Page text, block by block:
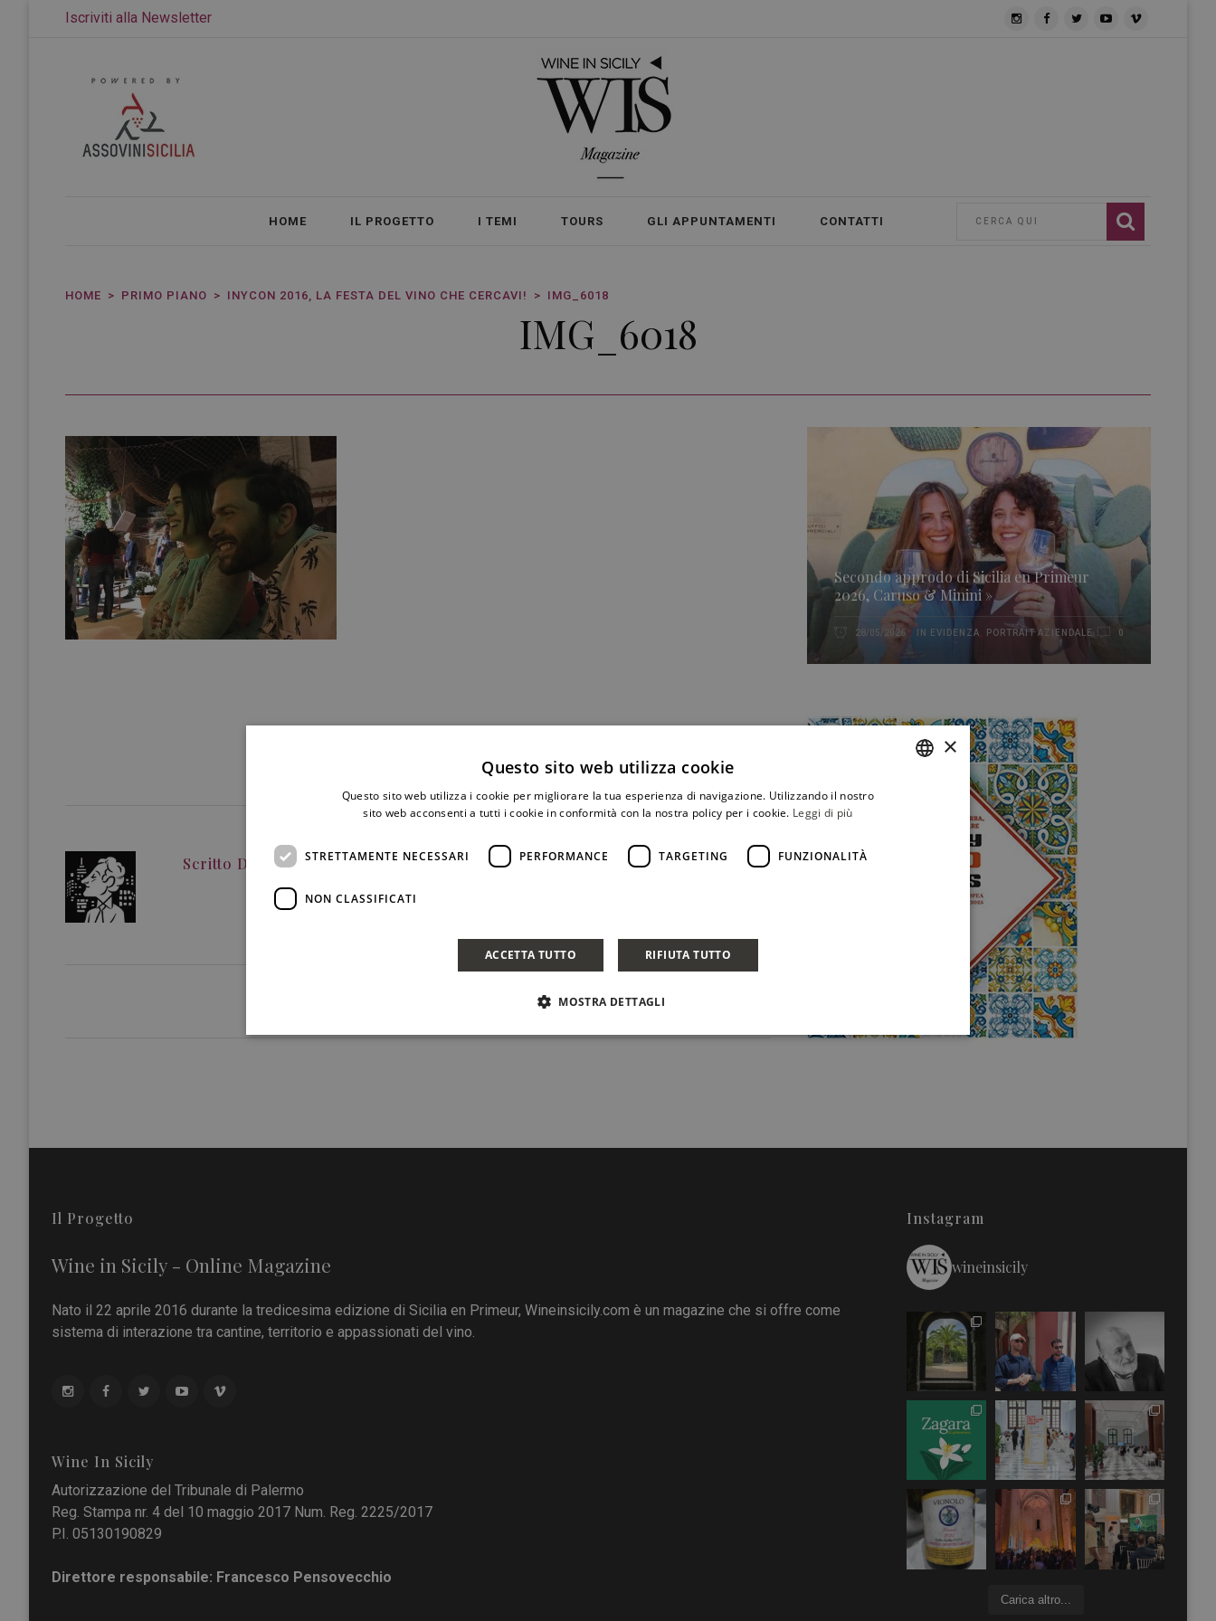
Iscriviti alla Newsletter
HOME IL PROGETTO I TEMI TOURS GLI APPUNTAMENTI CONTATTI
HOME PRIMO PIANO INYCON 2016, LA FESTA DEL VINO CHE CERCAVI! IMG_6018
IMG_6018
Scritto Da Redazione
Secondo approdo di Sicilia en Primeur
2026, Caruso & Minini »
28/05/2026 IN EVIDENZA PORTRAIT AZIENDALE 0
Il Progetto
Wine in Sicily - Online Magazine
Nato il 22 aprile 2016 durante la tredicesima edizione di Sicilia en Primeur, Wineinsicily.com è un magazine che si offre come
sistema di interazione tra cantine, territorio e appassionati del vino.
Wine In Sicily
Autorizzazione del Tribunale di Palermo
Reg. Stampa nr. 4 del 10 maggio 2017 Num. Reg. 2225/2017
P.I. 05130190829
Direttore responsabile: Francesco Pensovecchio
Instagram
wineinsicily
Carica altro...
×
Questo sito web utilizza cookie
Questo sito web utilizza i cookie per migliorare la tua esperienza di navigazione. Utilizzando il nostro
sito web acconsenti a tutti i cookie in conformità con la nostra policy per i cookie. Leggi di più
STRETTAMENTE NECESSARI PERFORMANCE TARGETING FUNZIONALITÀ
NON CLASSIFICATI
ACCETTA TUTTO RIFIUTA TUTTO
MOSTRA DETTAGLI